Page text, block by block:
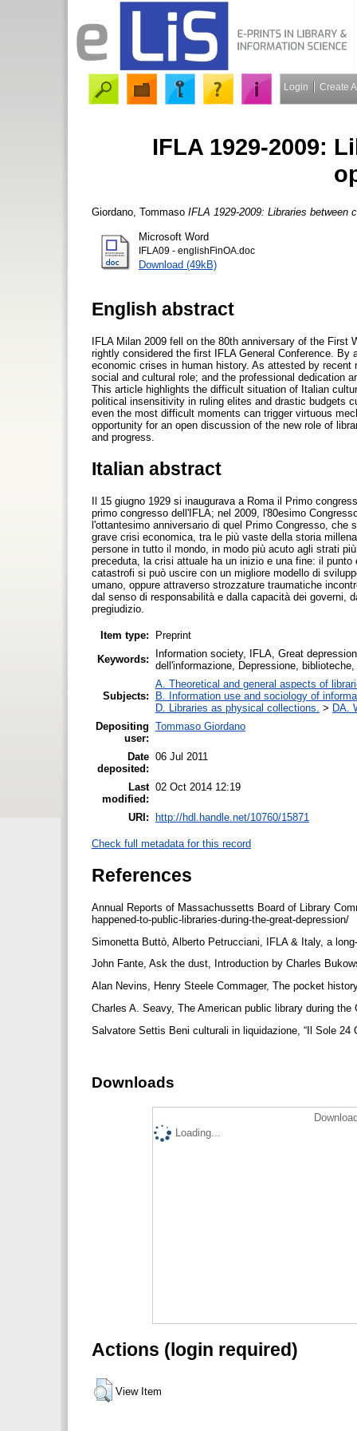
Login Create
IFLA 1929-2009:
Giordano, Tommaso IFLA 1929-2009: Libraries between
Microsoft Word
IFLA09 - englishFinOA.doc
Download (49kB)
English abstract
IFLA Milan 2009 fell on the 80th anniversary of the
rightly considered the first IFLA General Conference.
economic crises in human history. As attested by
social and cultural role; and the professional dedication
This article highlights the difficult situation of Italian
political insensitivity in ruling elites and drastic budgets
even the most difficult moments can trigger virtuous
opportunity for an open discussion of the new role of
and progress.
Italian abstract
Il 15 giugno 1929 si inaugurava a Roma il Primo
primo congresso dell'IFLA; nel 2009, l'80esimo
l'ottantesimo anniversario di quel Primo Congresso,
grave crisi economica, tra le più vaste della storia
persone in tutto il mondo, in modo più acuto agli strati
preceduta, la crisi attuale ha un inizio e una fine: il
catastrofi si può uscire con un migliore modello di
umano, oppure attraverso strozzature traumatiche
dal senso di responsabilità e dalla capacità dei governi,
pregiudizio.
Item type:
Preprint
Keywords:
Information society, IFLA, Great
dell'informazione, Depressione,
Subjects:
A. Theoretical and general aspects of
B. Information use and sociology of
D. Libraries as physical collections. > DA.
Depositing
user:
Tommaso Giordano
Date
deposited:
06 Jul 2011
Last
modified:
02 Oct 2014 12:19
URI: http://hdl.handle.net/10760/15871
Check full metadata for this record
References
Annual Reports of Massachussetts Board of Library
happened-to-public-libraries-during-the-great-depression/
Simonetta Buttò, Alberto Petrucciani, IFLA & Italy, a
John Fante, Ask the dust, Introduction by Charles
Alan Nevins, Henry Steele Commager, The pocket
Charles A. Seavy, The American public library during
Salvatore Settis Beni culturali in liquidazione, “Il Sole 24
Downloads
Loading...
Actions (login required)
View Item